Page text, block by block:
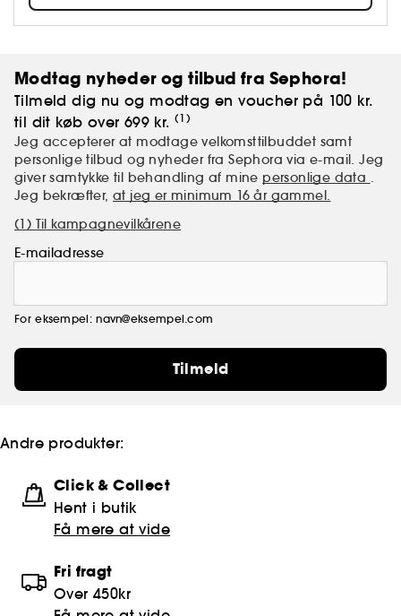
Modtag nyheder og tilbud fra Sephora!
Tilmeld dig nu og modtag en voucher på 100 kr.
til dit køb over 699 kr. (1)
Jeg accepterer at modtage velkomsttilbuddet samt
personlige tilbud og nyheder fra Sephora via e-mail. Jeg
giver samtykke til behandling af mine personlige data
Jeg bekræfter,at jeg er minimum 16 år gammel.
(1) Til kampagnevilkårene
E-mailadresse
For eksempel: navn@eksempel.com
Tilmeld
Andre produkter:
Click & Collect
Hent i butik
Få mere at vide
Fri fragt
Over 450kr